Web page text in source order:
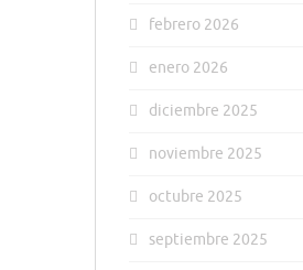
febrero 2026
enero 2026
diciembre 2025
noviembre 2025
octubre 2025
septiembre 2025